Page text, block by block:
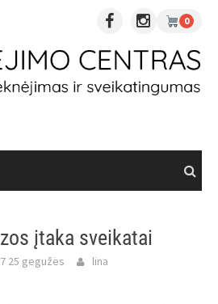
0
įtaka sveikatai
25 gegužės lina